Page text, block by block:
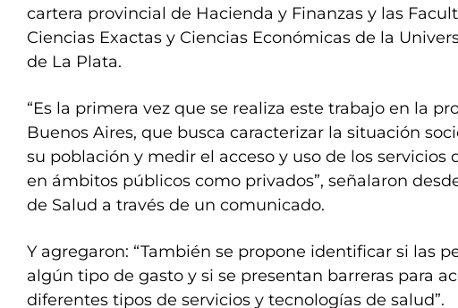
cartera provincial de Hacienda y Finanzas y las
Ciencias Exactas y Ciencias Económicas de la
de La Plata.
“Es la primera vez que se realiza este trabajo en la
Buenos Aires, que busca caracterizar la situación
su población y medir el acceso y uso de los servicios
en ámbitos públicos como privados”, señalaron
de Salud a través de un comunicado.
Y agregaron: “También se propone identificar si las
algún tipo de gasto y si se presentan barreras para
diferentes tipos de servicios y tecnologías de salud”.